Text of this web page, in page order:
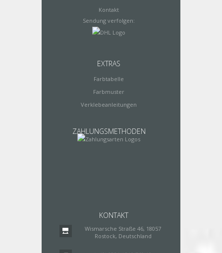
Kontakt
Sendung verfolgen:
EXTRAS
Farbtabelle
Farbmuster
Verklebeanleitungen
ZAHLUNGSMETHODEN
KONTAKT
Wismarsche Straße 46, 18057
Rostock, Deutschland